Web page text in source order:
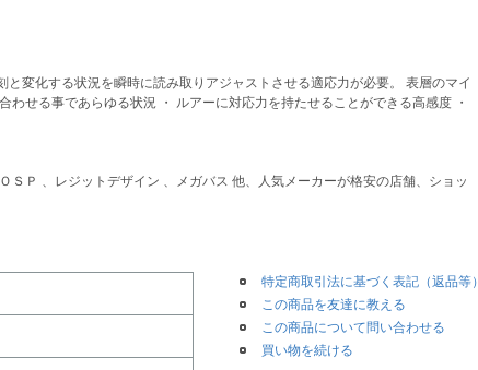
と変化する状況を瞬時に読み取りアジャストさせる適応力が必要。 表層のマイ
せる事であらゆる状況 ・ ルアーに対応力を持たせることができる高感度 ・
ＳＰ 、レジットデザイン 、メガバス 他、人気メーカーが格安の店舗、ショッ
特定商取引法に基づく表記（返品等）
この商品を友達に教える
この商品について問い合わせる
買い物を続ける